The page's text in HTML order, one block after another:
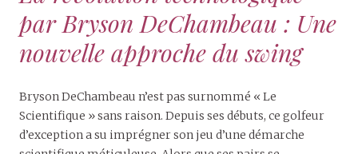
par Bryson DeChambeau : Une
nouvelle approche du swing
Bryson DeChambeau n’est pas surnommé « Le
Scientifique » sans raison. Depuis ses débuts, ce golfeur
d’exception a su imprégner son jeu d’une démarche